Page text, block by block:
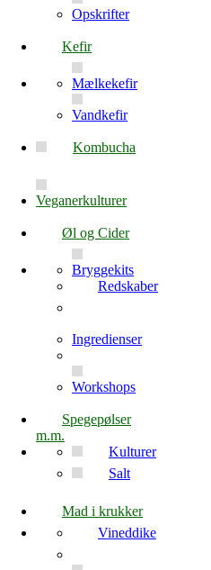
Opskrifter
Kefir
Mælkekefir
Vandkefir
Kombucha
Veganerkulturer
Øl og Cider
Bryggekits
Redskaber
Ingredienser
Workshops
Spegepølser
m.m.
Kulturer
Salt
Mad i krukker
Vineddike